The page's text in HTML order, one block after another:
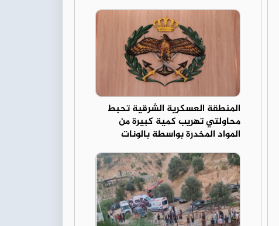
المنطقة العسكرية الشرقية تحبط
محاولتي تهريب كمية كبيرة من
المواد المخدرة بواسطة بالونات